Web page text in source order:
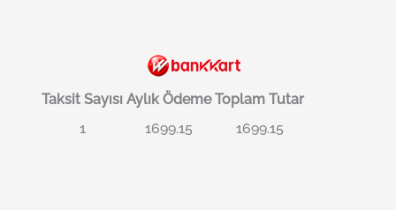
Taksit Sayısı Aylık Ödeme Toplam Tutar
1
1699.15 1699.15